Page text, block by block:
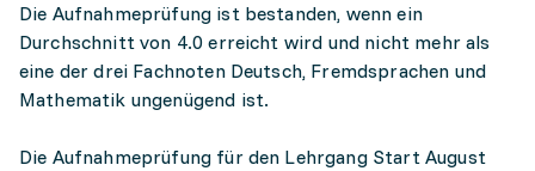
Die Aufnahmeprüfung ist bestanden, wenn ein
Durchschnitt von 4.0 erreicht wird und nicht mehr als
eine der drei Fachnoten Deutsch, Fremdsprachen und
Mathematik ungenügend ist.
Die Aufnahmeprüfung für den Lehrgang Start August